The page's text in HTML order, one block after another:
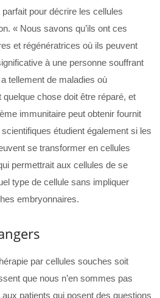
pour décrire les cellules
« Nous savons qu’ils ont ces
et régénératrices où ils peuvent
à une personne souffrant
tellement de maladies où
quelque chose doit être réparé, et
immunitaire peut obtenir fournit
étudient également si les
se transformer en cellules
permettrait aux cellules de se
type de cellule sans impliquer
embryonnaires.
par cellules souches soit
que nous n’en sommes pas
patients qui posent des questions